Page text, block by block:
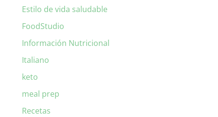
Estilo de vida saludable
FoodStudio
Información Nutricional
Italiano
keto
meal prep
Recetas